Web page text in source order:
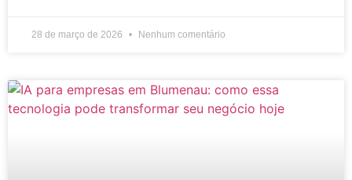
28 de março de 2026 Nenhum comentário